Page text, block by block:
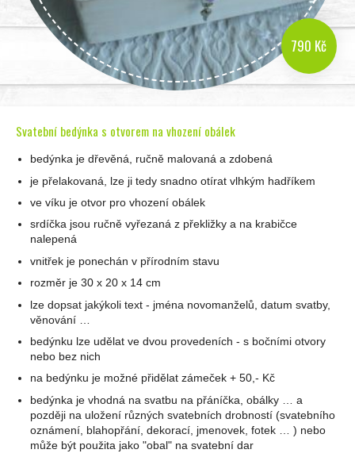
790 Kč
Svatební bedýnka s otvorem na vhození obálek
bedýnka je dřevěná, ručně malovaná a zdobená
je přelakovaná, lze ji tedy snadno otírat vlhkým hadříkem
ve víku je otvor pro vhození obálek
srdíčka jsou ručně vyřezaná z překližky a na krabičce
nalepená
vnitřek je ponechán v přírodním stavu
rozměr je 30 x 20 x 14 cm
lze dopsat jakýkoli text - jména novomanželů, datum svatby,
věnování …
bedýnku lze udělat ve dvou provedeních - s bočními otvory
nebo bez nich
na bedýnku je možné přidělat zámeček + 50,- Kč
bedýnka je vhodná na svatbu na přáníčka, obálky … a
později na uložení různých svatebních drobností (svatebního
oznámení, blahopřání, dekorací, jmenovek, fotek … ) nebo
může být použita jako "obal" na svatební dar